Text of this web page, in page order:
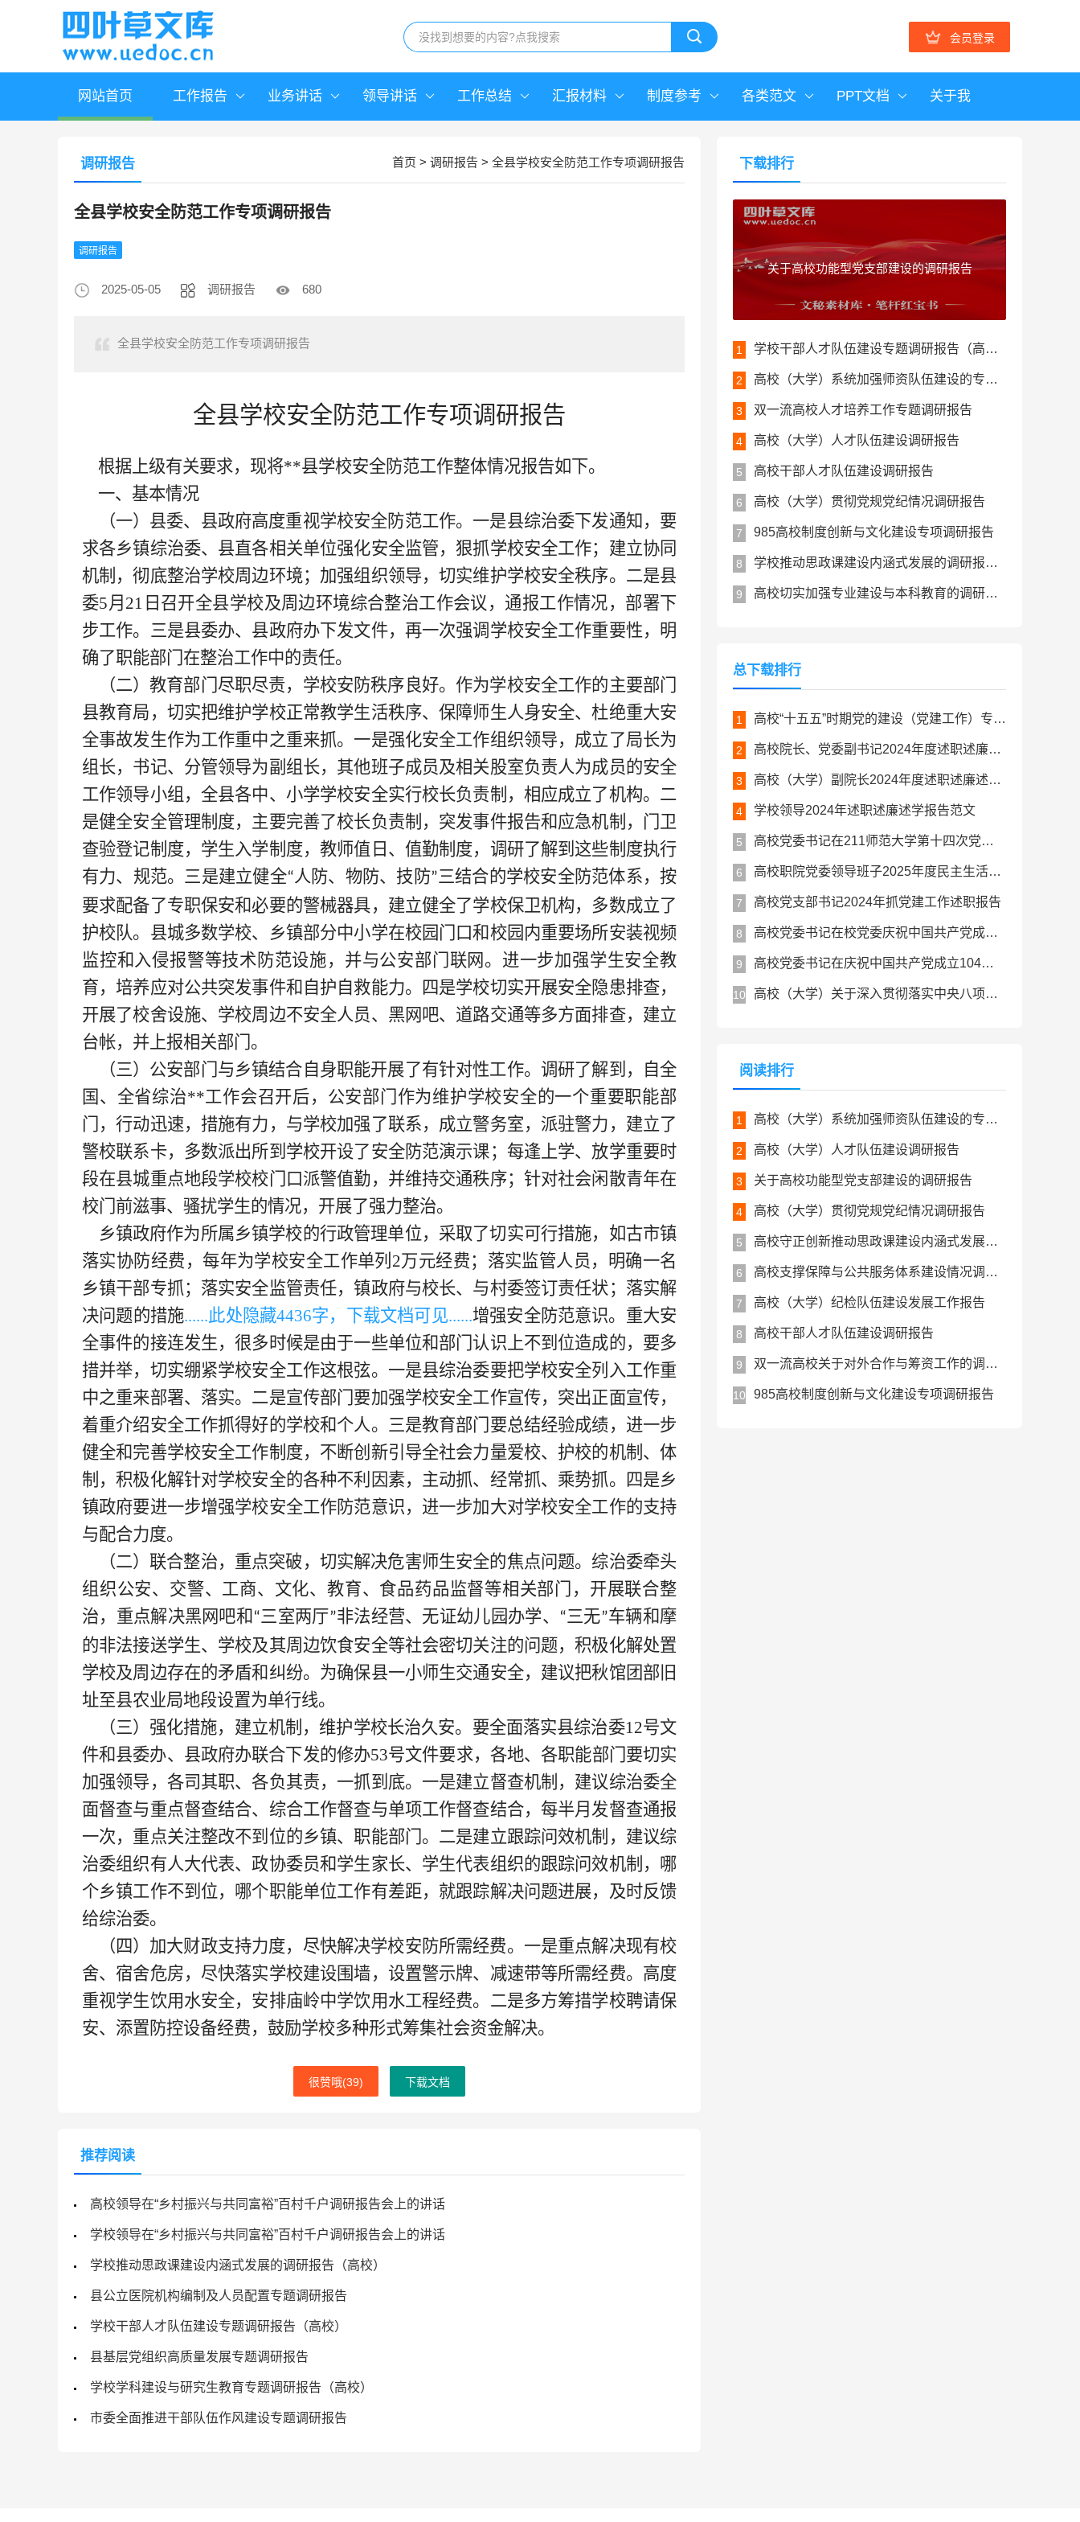
会员登录
网站首页 工作报告 业务讲话 领导讲话 工作总结 汇报材料 制度参考 各类范文 PPT文档 关于我
首页 > 调研报告 > 全县学校安全防范工作专项调研报告
调研报告
全县学校安全防范工作专项调研报告
调研报告
2025-05-05 调研报告 680
全县学校安全防范工作专项调研报告
全县学校安全防范工作专项调研报告
根据上级有关要求，现将**县学校安全防范工作整体情况报告如下。
一、基本情况
（一）县委、县政府高度重视学校安全防范工作。一是县综治委下发通知，要
求各乡镇综治委、县直各相关单位强化安全监管，狠抓学校安全工作；建立协同
机制，彻底整治学校周边环境；加强组织领导，切实维护学校安全秩序。二是县
委5月21日召开全县学校及周边环境综合整治工作会议，通报工作情况，部署下
步工作。三是县委办、县政府办下发文件，再一次强调学校安全工作重要性，明
确了职能部门在整治工作中的责任。
（二）教育部门尽职尽责，学校安防秩序良好。作为学校安全工作的主要部门
县教育局，切实把维护学校正常教学生活秩序、保障师生人身安全、杜绝重大安
全事故发生作为工作重中之重来抓。一是强化安全工作组织领导，成立了局长为
组长，书记、分管领导为副组长，其他班子成员及相关股室负责人为成员的安全
工作领导小组，全县各中、小学学校安全实行校长负责制，相应成立了机构。二
是健全安全管理制度，主要完善了校长负责制，突发事件报告和应急机制，门卫
查验登记制度，学生入学制度，教师值日、值勤制度，调研了解到这些制度执行
有力、规范。三是建立健全“人防、物防、技防”三结合的学校安全防范体系，按
要求配备了专职保安和必要的警械器具，建立健全了学校保卫机构，多数成立了
护校队。县城多数学校、乡镇部分中小学在校园门口和校园内重要场所安装视频
监控和入侵报警等技术防范设施，并与公安部门联网。进一步加强学生安全教
育，培养应对公共突发事件和自护自救能力。四是学校切实开展安全隐患排查，
开展了校舍设施、学校周边不安全人员、黑网吧、道路交通等多方面排查，建立
台帐，并上报相关部门。
（三）公安部门与乡镇结合自身职能开展了有针对性工作。调研了解到，自全
国、全省综治**工作会召开后，公安部门作为维护学校安全的一个重要职能部
门，行动迅速，措施有力，与学校加强了联系，成立警务室，派驻警力，建立了
警校联系卡，多数派出所到学校开设了安全防范演示课；每逢上学、放学重要时
段在县城重点地段学校校门口派警值勤，并维持交通秩序；针对社会闲散青年在
校门前滋事、骚扰学生的情况，开展了强力整治。
乡镇政府作为所属乡镇学校的行政管理单位，采取了切实可行措施，如古市镇
落实协防经费，每年为学校安全工作单列 2万元经费；落实监管人员，明确一名
乡镇干部专抓；落实安全监管责任，镇政府与校长、与村委签订责任状；落实解
决问题的措施......此处隐藏4436字，下载文档可见......增强安全防范意识。 重大安
全事件的接连发生，很多时候是由于一些单位和部门认识上不到位造成的，要多
措并举，切实绷紧学校安全工作这根弦。一是县综治委要把学校安全列入工作重
中之重来部署、落实。二是宣传部门要加强学校安全工作宣传，突出正面宣传，
着重介绍安全工作抓得好的学校和个人。三是教育部门要总结经验成绩，进一步
健全和完善学校安全工作制度，不断创新引导全社会力量爱校、护校的机制、体
制，积极化解针对学校安全的各种不利因素，主动抓、经常抓、乘势抓。四是乡
镇政府要进一步增强学校安全工作防范意识，进一步加大对学校安全工作的支持
与配合力度。
（二）联合整治，重点突破，切实解决危害师生安全的焦点问题。综治委牵头
组织公安、交警、工商、文化、教育、食品药品监督等相关部门，开展联合整
治，重点解决黑网吧和 “三室两厅”非法经营、无证幼儿园办学、 “三无”车辆和摩
的非法接送学生、学校及其周边饮食安全等社会密切关注的问题，积极化解处置
学校及周边存在的矛盾和纠纷。为确保县一小师生交通安全，建议把秋馆团部旧
址至县农业局地段设置为单行线。
（三）强化措施，建立机制，维护学校长治久安。要全面落实县综治委12号文
件和县委办、县政府办联合下发的修办53号文件要求，各地、各职能部门要切实
加强领导，各司其职、各负其责，一抓到底。一是建立督查机制，建议综治委全
面督查与重点督查结合、综合工作督查与单项工作督查结合，每半月发督查通报
一次，重点关注整改不到位的乡镇、职能部门。二是建立跟踪问效机制，建议综
治委组织有人大代表、政协委员和学生家长、学生代表组织的跟踪问效机制，哪
个乡镇工作不到位，哪个职能单位工作有差距，就跟踪解决问题进展，及时反馈
给综治委。
（四）加大财政支持力度，尽快解决学校安防所需经费。一是重点解决现有校
舍、宿舍危房，尽快落实学校建设围墙，设置警示牌、减速带等所需经费。高度
重视学生饮用水安全，安排庙岭中学饮用水工程经费。二是多方筹措学校聘请保
安、添置防控设备经费，鼓励学校多种形式筹集社会资金解决。
很赞哦(39) 下载文档
推荐阅读
高校领导在“乡村振兴与共同富裕”百村千户调研报告会上的讲话
学校领导在“乡村振兴与共同富裕”百村千户调研报告会上的讲话
学校推动思政课建设内涵式发展的调研报告（高校）
县公立医院机构编制及人员配置专题调研报告
学校干部人才队伍建设专题调研报告（高校）
县基层党组织高质量发展专题调研报告
学校学科建设与研究生教育专题调研报告（高校）
市委全面推进干部队伍作风建设专题调研报告
下载排行
关于高校功能型党支部建设的调研报告
1 学校干部人才队伍建设专题调研报告（高校）
2 高校（大学）系统加强师资队伍建设的专题调研报告
3 双一流高校人才培养工作专题调研报告
4 高校（大学）人才队伍建设调研报告
5 高校干部人才队伍建设调研报告
6 高校（大学）贯彻党规党纪情况调研报告
7 985高校制度创新与文化建设专项调研报告
8 学校推动思政课建设内涵式发展的调研报告（高校）
9 高校切实加强专业建设与本科教育的调研报告
总下载排行
1 高校“十五五”时期党的建设（党建工作）专项规划
2 高校院长、党委副书记2024年度述职述廉述学工作报告
3 高校（大学）副院长2024年度述职述廉述学报告
4 学校领导2024年述职述廉述学报告范文
5 高校党委书记在211师范大学第十四次党代会上的讲话报告
6 高校职院党委领导班子2025年度民主生活会对照检查材料（五个带头）
7 高校党支部书记2024年抓党建工作述职报告
8 高校党委书记在校党委庆祝中国共产党成立104周年暨七一表彰大会上的讲话
9 高校党委书记在庆祝中国共产党成立104周年大会上的讲话
10 高校（大学）关于深入贯彻落实中央八项规定精神学习教育总结评估报告
阅读排行
1 高校（大学）系统加强师资队伍建设的专题调研报告
2 高校（大学）人才队伍建设调研报告
3 关于高校功能型党支部建设的调研报告
4 高校（大学）贯彻党规党纪情况调研报告
5 高校守正创新推动思政课建设内涵式发展的调研报告
6 高校支撑保障与公共服务体系建设情况调研报告（参考）
7 高校（大学）纪检队伍建设发展工作报告
8 高校干部人才队伍建设调研报告
9 双一流高校关于对外合作与筹资工作的调研报告
10 985高校制度创新与文化建设专项调研报告